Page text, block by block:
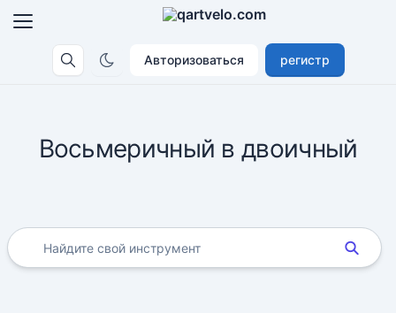
Авторизоваться регистр
Восьмеричный в двоичный